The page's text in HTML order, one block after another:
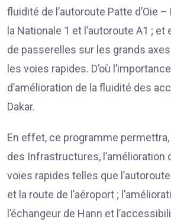
fluidité de l’autoroute Patte d’Oie
la Nationale 1 et l’autoroute A1 ; et
de passerelles sur les grands
les voies rapides. D’où
d’amélioration de la fluidité des
Dakar.
En effet, ce programme
des Infrastructures, l’amélioration
voies rapides telles que
et la route de l’aéroport ;
l’échangeur de Hann et